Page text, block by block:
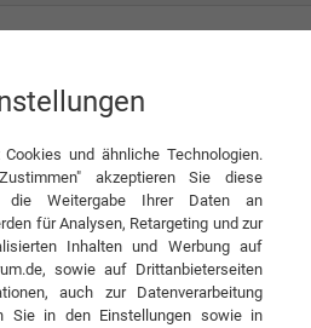
TIMEWARP IT Consulting GmbH
GmbH
Consulting GmbH
und ähnliche Technologien.
akzeptieren Sie diese
die Weitergabe Ihrer Daten an
für Analysen, Retargeting und zur
Inhalten und Werbung auf
sowie auf Drittanbieterseiten
auch zur Datenverarbeitung
Sie in den Einstellungen sowie in